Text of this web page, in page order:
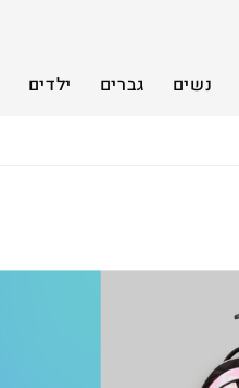
נשים גברים ילדים